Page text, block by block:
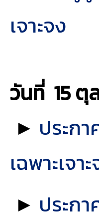
เจาะจง
วันที่ 15 ตุ
► ประก
เฉพาะเจา
► ประก